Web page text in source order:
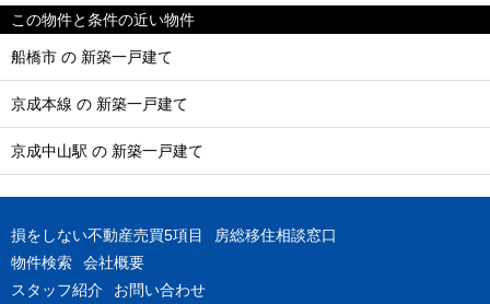
この物件と条件の近い物件
船橋市 の 新築一戸建て
京成本線 の 新築一戸建て
京成中山駅 の 新築一戸建て
損をしない不動産売買5項目
房総移住相談窓口
物件検索
会社概要
スタッフ紹介
お問い合わせ